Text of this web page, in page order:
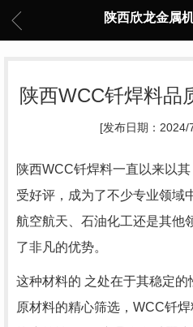
陕西欣龙金属
陕西WCC钎焊料品
[发布日期：2024/
陕西WCC钎焊料一直以来以
受好评，成为了不少专业领域
航空航天、石油化工还是其他
了非凡的优势。
这种材料的 之处在于其稳定
原材料的精心筛选，WCC钎